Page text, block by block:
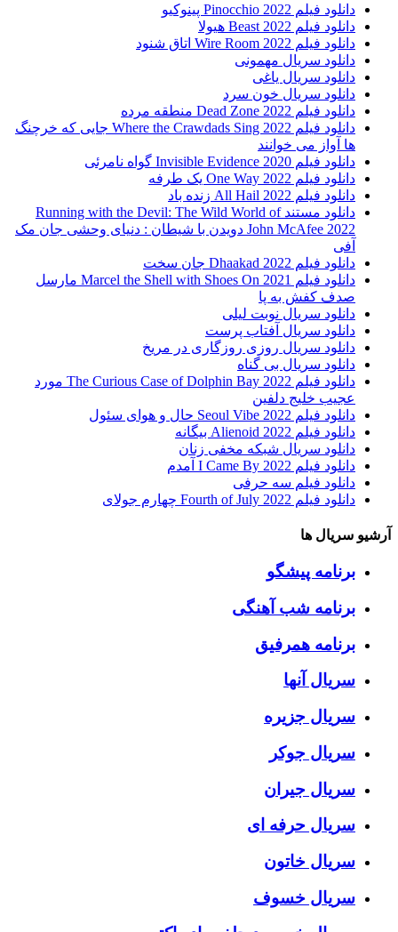
دانلود فیلم Pinocchio 2022 پینوکیو
دانلود فیلم Beast 2022 هیولا
دانلود فیلم Wire Room 2022 اتاق شنود
دانلود سریال مهمونی
دانلود سریال یاغی
دانلود سریال خون سرد
دانلود فیلم 2022 Dead Zone منطقه مرده
دانلود فیلم Where the Crawdads Sing 2022 جایی که خرچنگ
ها آواز می خوانند
دانلود فیلم 2020 Invisible Evidence گواه نامرئی
دانلود فیلم One Way 2022 یک طرفه
دانلود فیلم All Hail 2022 زنده باد
دانلود مستند Running with the Devil: The Wild World of
John McAfee 2022 دویدن با شیطان : دنیای وحشی جان مک
آفی
دانلود فیلم Dhaakad 2022 جان سخت
دانلود فیلم Marcel the Shell with Shoes On 2021 مارسل
صدف کفش به پا
دانلود سریال نوبت لیلی
دانلود سریال آفتاب پرست
دانلود سریال روزی روزگاری در مریخ
دانلود سریال بی گناه
دانلود فیلم The Curious Case of Dolphin Bay 2022 مورد
عجیب خلیج دلفین
دانلود فیلم Seoul Vibe 2022 حال و هوای سئول
دانلود فیلم Alienoid 2022 بیگانه
دانلود سریال شبکه مخفی زنان
دانلود فیلم I Came By 2022 آمدم
دانلود فیلم سه حرفی
دانلود فیلم Fourth of July 2022 چهارم جولای
آرشیو سریال ها
برنامه پیشگو
برنامه شب آهنگی
برنامه همرفیق
سریال آنها
سریال جزیره
سریال جوکر
سریال جیران
سریال حرفه ای
سریال خاتون
سریال خسوف